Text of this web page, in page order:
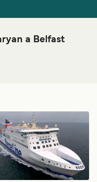
a Belfast